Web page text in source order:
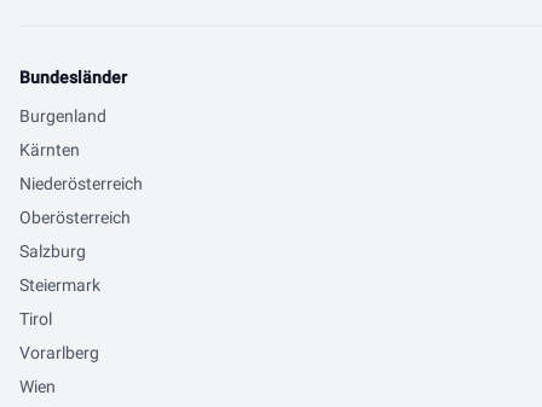
Bundesländer
Burgenland
Kärnten
Niederösterreich
Oberösterreich
Salzburg
Steiermark
Tirol
Vorarlberg
Wien